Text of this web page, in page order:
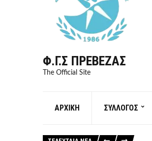
Φ.Γ.Σ ΠΡΈΒΕΖΑΣ
The Official Site
ΑΡΧΙΚΗ ΣΥΛΛΟΓΟΣ